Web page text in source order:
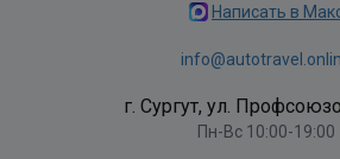
Написать в
г. Сургут, ул.
Пн-Вс 10:00-19:00